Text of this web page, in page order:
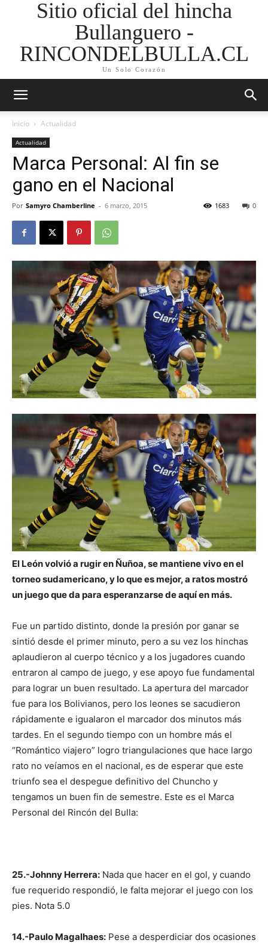
Sitio oficial del hincha
Bullanguero -
RINCONDELBULLA.CL
Un Solo Corazón
Inicio Actualidad
Actualidad
Marca Personal: Al fin se
gano en el Nacional
Por Samyro Chamberline - 6 marzo, 2015 0
1683
El León volvió a rugir en Ñuñoa, se mantiene vivo en el
torneo sudamericano, y lo que es mejor, a ratos mostró
un juego que da para esperanzarse de aquí en más.
Fue un partido distinto, donde la presión por ganar se
sintió desde el primer minuto, pero a su vez los hinchas
aplaudieron al cuerpo técnico y a los jugadores cuando
entraron al campo de juego, y ese apoyo fue fundamental
para lograr un buen resultado. La apertura del marcador
fue para los Bolivianos, pero los leones se sacudieron
rápidamente e igualaron el marcador dos minutos más
tardes. En el segundo tiempo con un hombre más el
“Romántico viajero” logro triangulaciones que hace largo
rato no veíamos en el nacional, es de esperar que este
triunfo sea el despegue definitivo del Chuncho y
tengamos un buen fin de semestre. Este es el Marca
Personal del Rincón del Bulla:
25.-Johnny Herrera: Nada que hacer en el gol, y cuando
fue requerido respondió, le falta mejorar el juego con los
pies. Nota 5.0
14.-Paulo Magalhaes: Pese a desperdiciar dos ocasiones